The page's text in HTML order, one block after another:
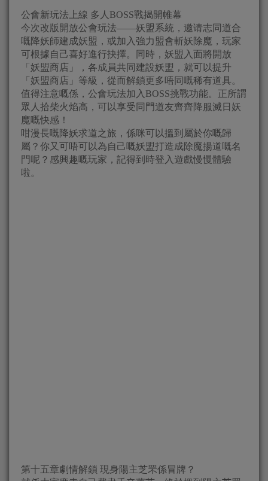
公會新玩法上線 多人BOSS戰揭開帷幕
今次改版開放公會玩法——妖盟系統，邀请志同道合
嘅降妖師建成妖盟，或加入強力盟會斬妖除魔，玩家
可根據自己喜好進行抉擇。同時，妖盟入面將開放
「妖盟商店」，各成員共同建設妖盟，就可以提升
「妖盟商店」等級，從而解鎖更多唔同嘅稀有道具。
值得注意嘅係，公會玩法加入BOSS挑戰功能。正所謂
眾人拾柴火焰高，可以享受同門道友齊齊降服滅日妖
魔嘅快感！
咁漫長嘅降妖求道之旅，係咪可以搵到屬於你嘅歸
屬？你又可唔可以為自己嘅妖盟打造成除魔揚道嘅名
門呢？感興趣嘅玩家，記得到時登入遊戲慢慢體驗
啦。
第十五章劇情解鎖 現身陽主芝罘係冒牌？